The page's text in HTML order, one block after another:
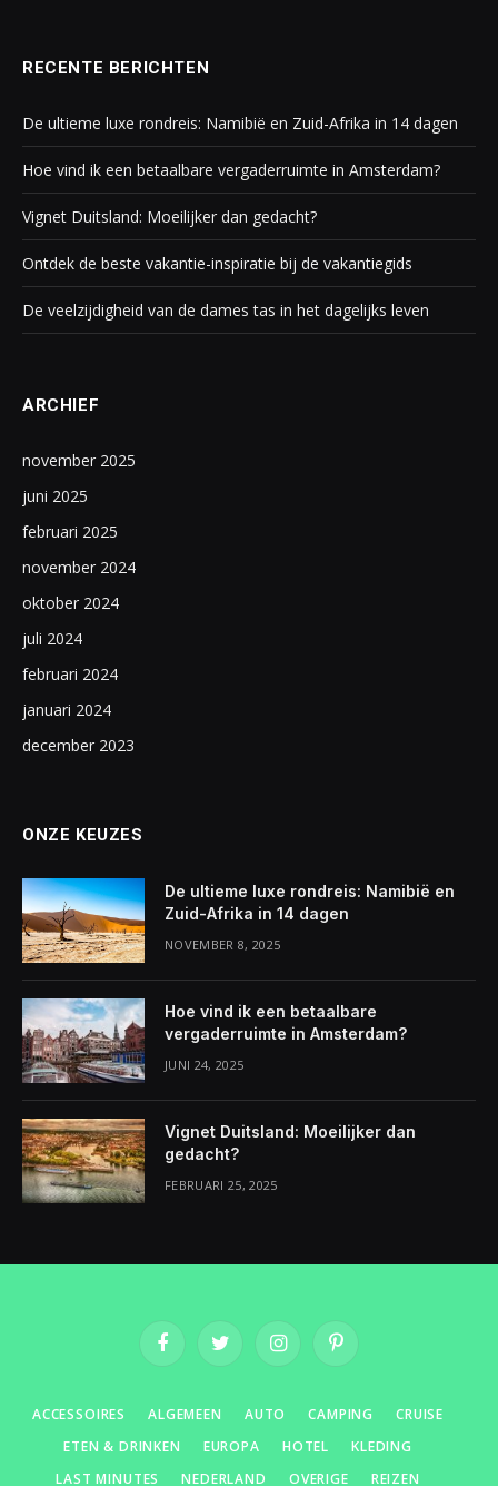
RECENTE BERICHTEN
De ultieme luxe rondreis: Namibië en Zuid-Afrika in 14 dagen
Hoe vind ik een betaalbare vergaderruimte in Amsterdam?
Vignet Duitsland: Moeilijker dan gedacht?
Ontdek de beste vakantie-inspiratie bij de vakantiegids
De veelzijdigheid van de dames tas in het dagelijks leven
ARCHIEF
november 2025
juni 2025
februari 2025
november 2024
oktober 2024
juli 2024
februari 2024
januari 2024
december 2023
ONZE KEUZES
De ultieme luxe rondreis: Namibië en
Zuid-Afrika in 14 dagen
NOVEMBER 8, 2025
Hoe vind ik een betaalbare
vergaderruimte in Amsterdam?
JUNI 24, 2025
Vignet Duitsland: Moeilijker dan
gedacht?
FEBRUARI 25, 2025
FacebookTwitter InstagramPinterest
ACCESSOIRES ALGEMEEN AUTO CAMPING
CRUISE
ETEN & DRINKEN
EUROPA HOTEL
KLEDING
LAST MINUTES
NEDERLAND OVERIGE REIZEN